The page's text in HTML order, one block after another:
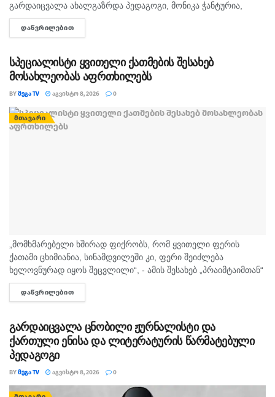
გარდაიცვალა ახალგაზრდა პედაგოგი, მონიკა ჭანტურია,
რომელიც თავისი მოსწავლეების მიმართ განსაკუთრებული
სიყვარულით გამოირჩეოდა. „არასდროს მგონებია, რომ აქ,
ᲓᲐᲬᲕᲠᲘᲚᲔᲑᲘᲗ
სპეციალისტი ყვითელი ქათმების შესახებ
მოსახლეობას აფრთხილებს
BYᲛᲔᲒᲐ TV ᲐᲒᲕᲘᲡᲢᲝ 8, 2026 0
ᲛᲗᲐᲕᲐᲠᲘ
„მომხმარებელი ხშირად ფიქრობს, რომ ყვითელი ფერის
ქათამი ცხიმიანია, სინამდვილეში კი, ფერი შეიძლება
ხელოვნურად იყოს შეცვლილი“, - ამის შესახებ „პრაიმტაიმთან“
სურსათის უვნებლობის სპეციალისტი, ირაკლი არაბული
საუბრობს. „ბაზარი ითხოვს, რომ ქათამი იყოს...
ᲓᲐᲬᲕᲠᲘᲚᲔᲑᲘᲗ
გარდაიცვალა ცნობილი ჟურნალისტი და
ქართული ენისა და ლიტერატურის წარმატებული
პედაგოგი
BYᲛᲔᲒᲐ TV ᲐᲒᲕᲘᲡᲢᲝ 8, 2026 0